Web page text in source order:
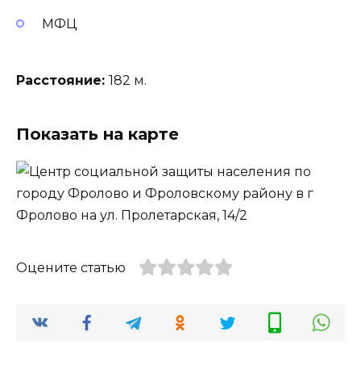
МФЦ
Расстояние: 182 м.
Показать на карте
Оцените статью